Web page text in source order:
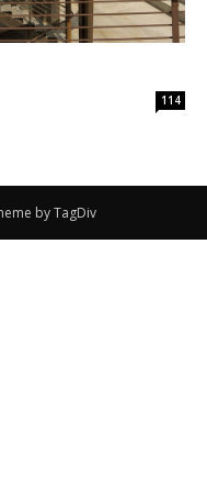
114
by TagDiv